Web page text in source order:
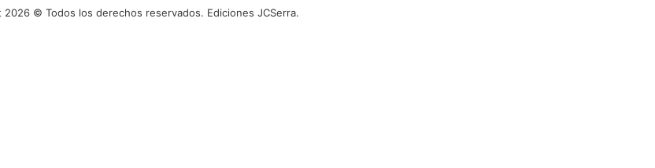
2026 © Todos los derechos reservados. Ediciones JCSerra.